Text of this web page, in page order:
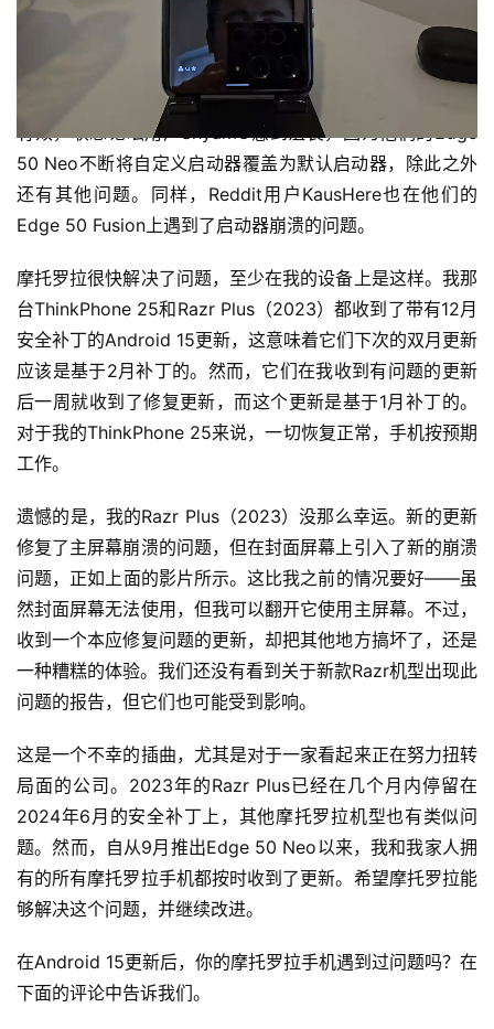
在我的设备上——ThinkPhone 25和Razr Plus（2023）
——我已经安装了NovaLauncher，并且能够切换到它来避
免这个问题，直到修复发布。遗憾的是，这对并非所有人都
有效，联想论坛用户ShyamG感到沮丧，因为他们的Edge
50 Neo不断将自定义启动器覆盖为默认启动器，除此之外
还有其他问题。同样，Reddit用户KausHere也在他们的
Edge 50 Fusion上遇到了启动器崩溃的问题。
摩托罗拉很快解决了问题，至少在我的设备上是这样。我那
台ThinkPhone 25和Razr Plus（2023）都收到了带有12月
安全补丁的Android 15更新，这意味着它们下次的双月更新
应该是基于2月补丁的。然而，它们在我收到有问题的更新
后一周就收到了修复更新，而这个更新是基于1月补丁的。
对于我的ThinkPhone 25来说，一切恢复正常，手机按预期
工作。
遗憾的是，我的Razr Plus（2023）没那么幸运。新的更新
修复了主屏幕崩溃的问题，但在封面屏幕上引入了新的崩溃
问题，正如上面的影片所示。这比我之前的情况要好——虽
然封面屏幕无法使用，但我可以翻开它使用主屏幕。不过，
收到一个本应修复问题的更新，却把其他地方搞坏了，还是
一种糟糕的体验。我们还没有看到关于新款Razr机型出现此
问题的报告，但它们也可能受到影响。
这是一个不幸的插曲，尤其是对于一家看起来正在努力扭转
局面的公司。2023年的Razr Plus已经在几个月内停留在
2024年6月的安全补丁上，其他摩托罗拉机型也有类似问
题。然而，自从9月推出Edge 50 Neo以来，我和我家人拥
有的所有摩托罗拉手机都按时收到了更新。希望摩托罗拉能
够解决这个问题，并继续改进。
在Android 15更新后，你的摩托罗拉手机遇到过问题吗？在
下面的评论中告诉我们。